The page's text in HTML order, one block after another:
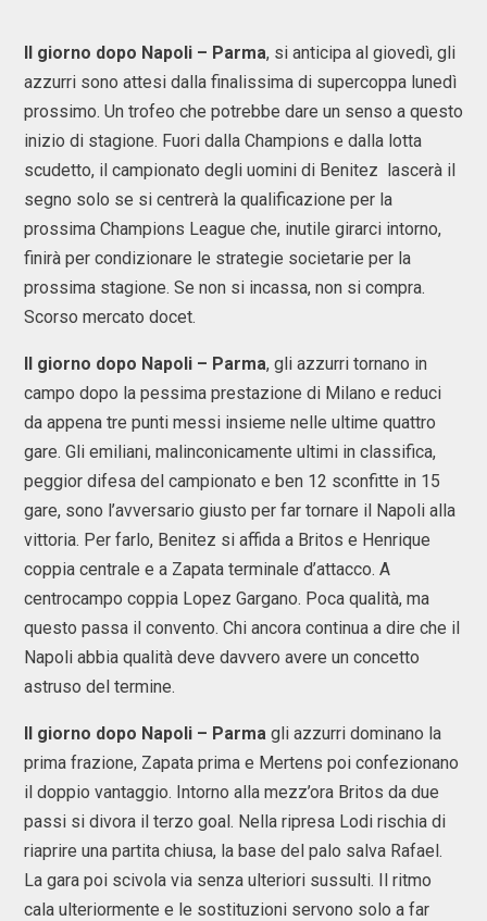
Il giorno dopo Napoli – Parma, si anticipa al giovedì, gli
azzurri sono attesi dalla finalissima di supercoppa lunedì
prossimo. Un trofeo che potrebbe dare un senso a questo
inizio di stagione. Fuori dalla Champions e dalla lotta
scudetto, il campionato degli uomini di Benitez lascerà il
segno solo se si centrerà la qualificazione per la
prossima Champions League che, inutile girarci intorno,
finirà per condizionare le strategie societarie per la
prossima stagione. Se non si incassa, non si compra.
Scorso mercato docet.
Il giorno dopo Napoli – Parma, gli azzurri tornano in
campo dopo la pessima prestazione di Milano e reduci
da appena tre punti messi insieme nelle ultime quattro
gare. Gli emiliani, malinconicamente ultimi in classifica,
peggior difesa del campionato e ben 12 sconfitte in 15
gare, sono l’avversario giusto per far tornare il Napoli alla
vittoria. Per farlo, Benitez si affida a Britos e Henrique
coppia centrale e a Zapata terminale d’attacco. A
centrocampo coppia Lopez Gargano. Poca qualità, ma
questo passa il convento. Chi ancora continua a dire che il
Napoli abbia qualità deve davvero avere un concetto
astruso del termine.
Il giorno dopo Napoli – Parma gli azzurri dominano la
prima frazione, Zapata prima e Mertens poi confezionano
il doppio vantaggio. Intorno alla mezz’ora Britos da due
passi si divora il terzo goal. Nella ripresa Lodi rischia di
riaprire una partita chiusa, la base del palo salva Rafael.
La gara poi scivola via senza ulteriori sussulti. Il ritmo
cala ulteriormente e le sostituzioni servono solo a far